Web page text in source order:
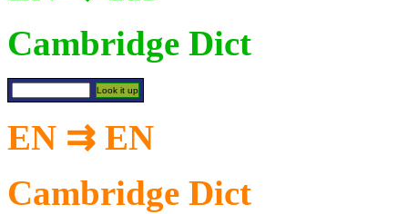
Cambridge Dict
EN ⇉ EN
Cambridge Dict